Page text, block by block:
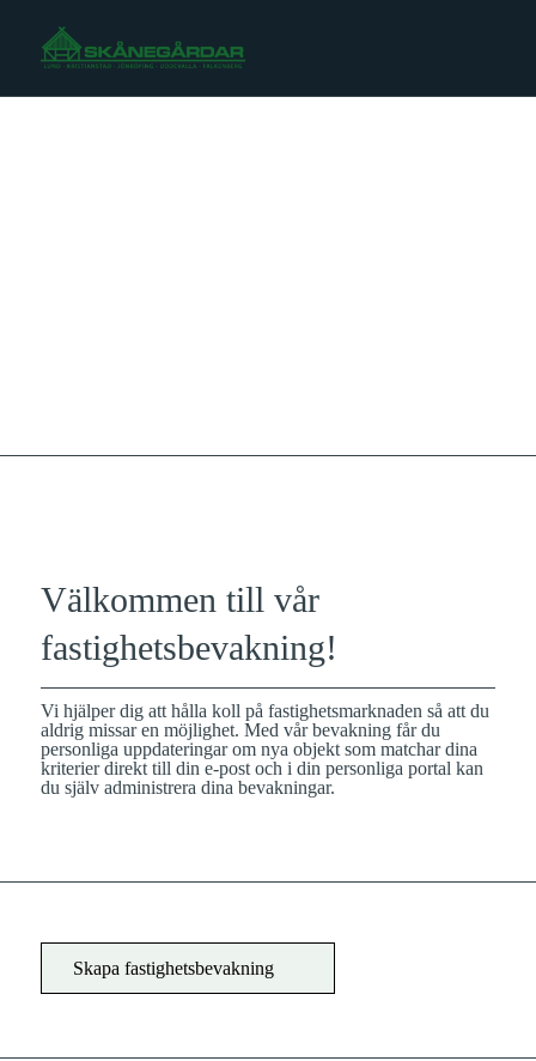
Välkommen till vår
fastighetsbevakning!
Vi hjälper dig att hålla koll på fastighetsmarknaden så att du
aldrig missar en möjlighet. Med vår bevakning får du
personliga uppdateringar om nya objekt som matchar dina
kriterier direkt till din e-post och i din personliga portal kan
du själv administrera dina bevakningar.
Skapa fastighetsbevakning